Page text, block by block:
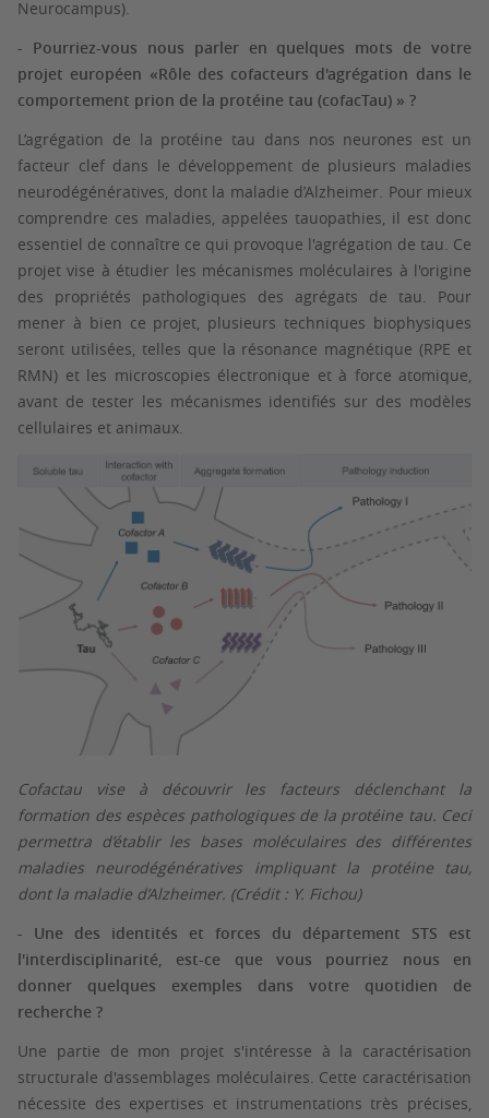
Neurocampus).
- Pourriez-vous nous parler en quelques mots de votre
projet européen «Rôle des cofacteurs d'agrégation dans le
comportement prion de la protéine tau (cofacTau) » ?
L’agrégation de la protéine tau dans nos neurones est un
facteur clef dans le développement de plusieurs maladies
neurodégénératives, dont la maladie d’Alzheimer. Pour mieux
comprendre ces maladies, appelées tauopathies, il est donc
essentiel de connaître ce qui provoque l'agrégation de tau. Ce
projet vise à étudier les mécanismes moléculaires à l'origine
des propriétés pathologiques des agrégats de tau. Pour
mener à bien ce projet, plusieurs techniques biophysiques
seront utilisées, telles que la résonance magnétique (RPE et
RMN) et les microscopies électronique et à force atomique,
avant de tester les mécanismes identifiés sur des modèles
cellulaires et animaux.
Cofactau vise à découvrir les facteurs déclenchant la
formation des espèces pathologiques de la protéine tau. Ceci
permettra d’établir les bases moléculaires des différentes
maladies neurodégénératives impliquant la protéine tau,
dont la maladie d’Alzheimer. (Crédit : Y. Fichou)
- Une des identités et forces du département STS est
l'interdisciplinarité, est-ce que vous pourriez nous en
donner quelques exemples dans votre quotidien de
recherche ?
Une partie de mon projet s'intéresse à la caractérisation
structurale d'assemblages moléculaires. Cette caractérisation
nécessite des expertises et instrumentations très précises,